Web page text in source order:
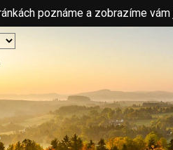
poznáme a zobrazíme